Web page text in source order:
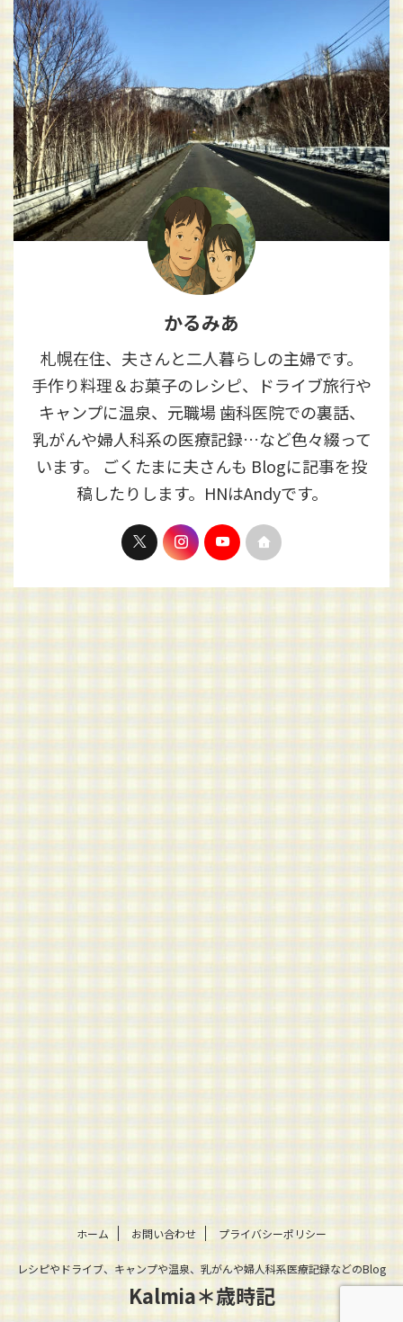
かるみあ
札幌在住、夫さんと二人暮らしの主婦です。
手作り料理＆お菓子のレシピ、ドライブ旅行や
キャンプに温泉、元職場 歯科医院での裏話、
乳がんや婦人科系の医療記録…など色々綴って
います。 ごくたまに夫さんも Blogに記事を投
稿したりします。HNはAndyです。
ホーム お問い合わせ プライバシーポリシー
レシピやドライブ、キャンプや温泉、乳がんや婦人科系医療記録などのBlog
Kalmia＊歳時記